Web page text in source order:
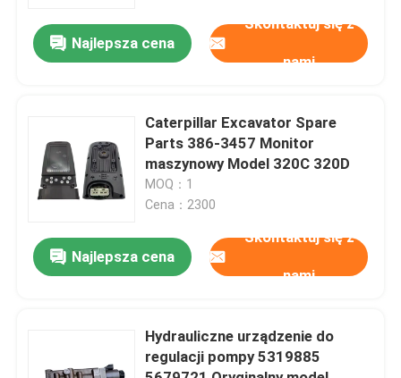
Wycieczka po fabryce
Skontaktuj się z nami
Aktualności
Poprosić o wycenę
Części zamienne Cuminsa
Najlepsza cena
Skontaktuj się z
nami
Caterpillar Excavator Spare
Parts 386-3457 Monitor
maszynowy Model 320C 320D
MOQ：1
Cena：2300
Najlepsza cena
Skontaktuj się z
nami
Hydrauliczne urządzenie do
regulacji pompy 5319885